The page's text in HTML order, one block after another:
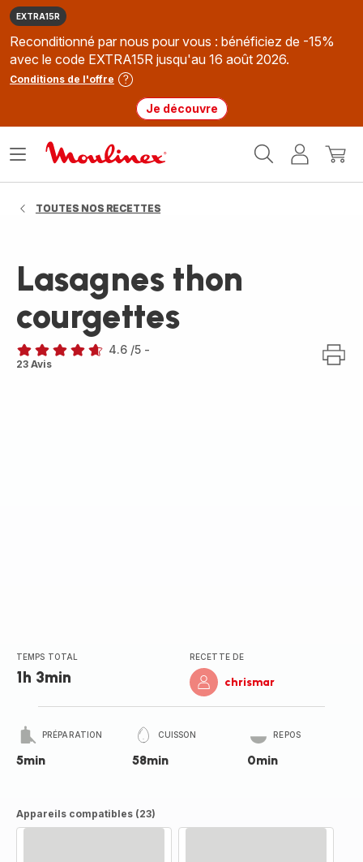
EXTRA15R
Reconditionné par nous pour vous : bénéficiez de -15%
avec le code EXTRA15R jusqu'au 16 août 2026.
Conditions de l'offre
Je découvre
MonMon
Ouvrir
TOUTES NOS RECETTES
Lasagnes thon
courgettes
ratings.4.6
4.6 /5 -
23 Avis
TEMPS TOTAL
1h 3min
RECETTE DE
chrismar
PRÉPARATION
5min
CUISSON
58min
REPOS
0min
Appareils compatibles (23)